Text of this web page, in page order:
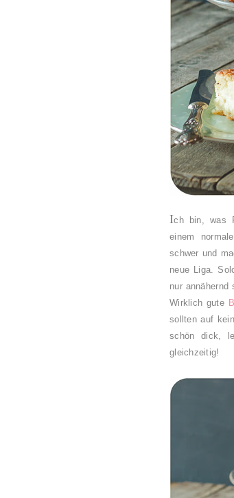
Ich bin, was
einem
schwer und
neue Liga.
nur annähernd
Wirklich gute
sollten auf
schön dick,
gleichzeitig!